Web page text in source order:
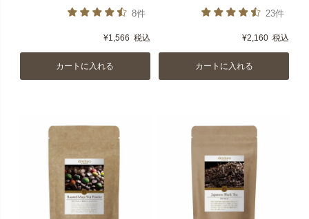
8件
¥1,566 税込
カートに入れる
23件
¥2,160 税込
カートに入れる